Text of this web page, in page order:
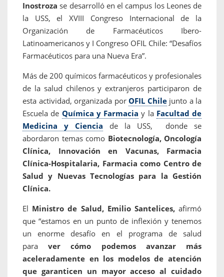
Inostrozase desarrolló en el campus los Leones de
la USS, el XVIII Congreso Internacional de la
Organización de Farmacéuticos Ibero-
Latinoamericanos y I Congreso OFIL Chile: “Desafíos
Farmacéuticos para una Nueva Era”.
Más de 200 químicos farmacéuticos y profesionales
de la salud chilenos y extranjeros participaron de
esta actividad, organizada por OFIL Chilejunto a la
Escuela de Química y Farmacia y la Facultad de
Medicina y Ciencia de la USS, donde se
abordaron temas como Biotecnología, Oncología
Clínica, Innovación en Vacunas, Farmacia
Clínica-Hospitalaria, Farmacia como Centro de
Salud y Nuevas Tecnologías para la Gestión
Clínica.
El Ministro de Salud, Emilio Santelices,afirmó
que “estamos en un punto de inflexión y tenemos
un enorme desafío en el programa de salud
para ver cómo podemos avanzar más
aceleradamente en los modelos de atención
que garanticen un mayor acceso al cuidado